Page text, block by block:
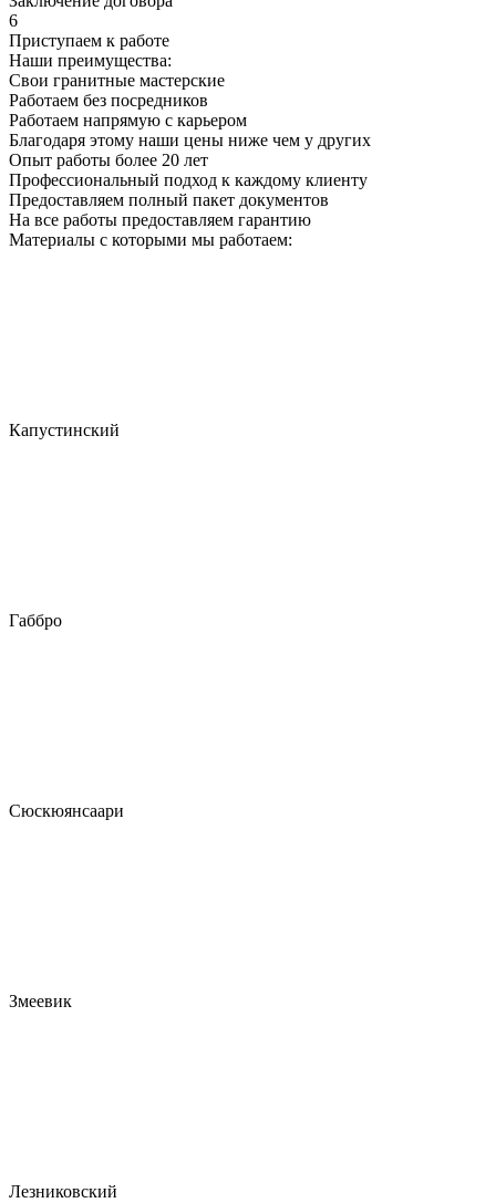
6
Приступаем к работе
Наши преимущества:
Свои гранитные мастерские
Работаем без посредников
Работаем напрямую с карьером
Благодаря этому наши цены ниже чем у других
Опыт работы более 20 лет
Профессиональный подход к каждому клиенту
Предоставляем полный пакет документов
На все работы предоставляем гарантию
Материалы с которыми мы работаем:
Капустинский
Габбро
Сюскюянсаари
Змеевик
Лезниковский